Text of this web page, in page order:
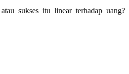
sukses itu linear terhadap uang?